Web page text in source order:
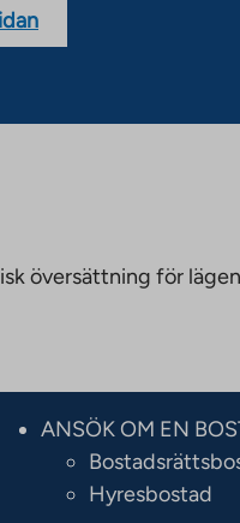
översättning för
ANSÖK OM EN
Hyresbostad